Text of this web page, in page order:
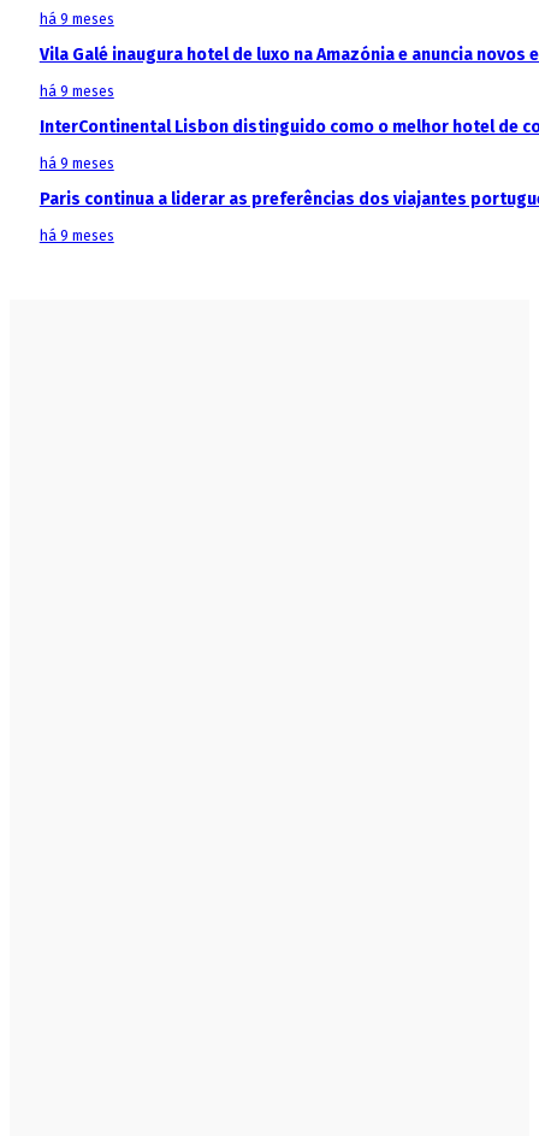
há 9 meses
Vila Galé inaugura hotel de luxo na Amazónia e anuncia
há 9 meses
InterContinental Lisbon distinguido como o melhor hotel de
há 9 meses
Paris continua a liderar as preferências dos viajantes
há 9 meses